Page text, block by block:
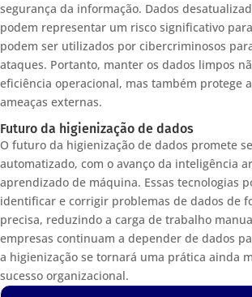
segurança da informação. Dados
podem representar um risco significativo
podem ser utilizados por cibercriminosos
ataques. Portanto, manter os dados limpos
eficiência operacional, mas também protege
ameaças externas.
Futuro da higienização de dados
O futuro da higienização de dados promete
automatizado, com o avanço da inteligência
aprendizado de máquina. Essas tecnologias
identificar e corrigir problemas de dados de
precisa, reduzindo a carga de trabalho
empresas continuam a depender de dados
a higienização se tornará uma prática ainda
sucesso organizacional.